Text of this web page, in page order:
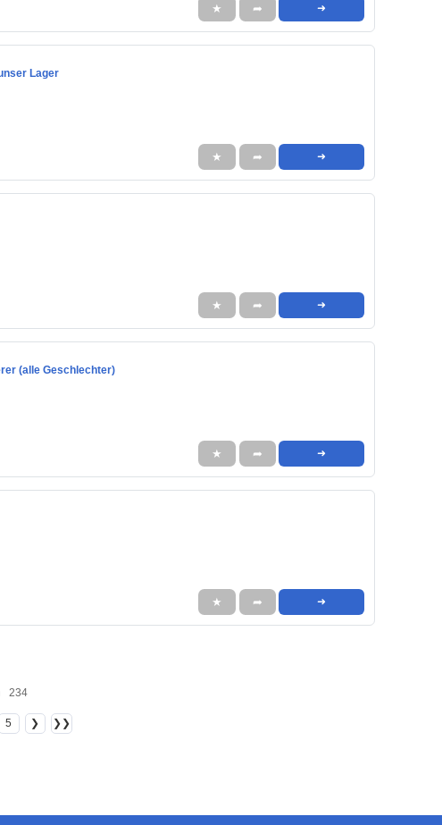
★ ➦ ➜
Lager
★ ➦ ➜
★ ➦ ➜
(alle Geschlechter)
★ ➦ ➜
★ ➦ ➜
234
5 ❯ ❯❯